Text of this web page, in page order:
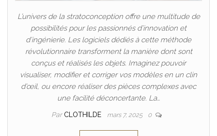
L’univers de la stratoconception offre une multitude de
possibilités pour les passionnés d’innovation et
d’ingénierie. Les logiciels dédiés à cette méthode
révolutionnaire transforment la manière dont sont
conçus et réalisés les objets. Imaginez pouvoir
visualiser, modifier et corriger vos modèles en un clin
d’œil, ou encore réaliser des pièces complexes avec
une facilité déconcertante. La…
Par CLOTHILDE mars 7, 2025 0